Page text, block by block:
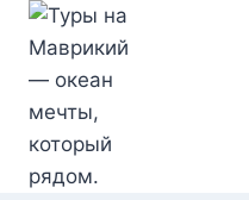
Перейти
содержимому